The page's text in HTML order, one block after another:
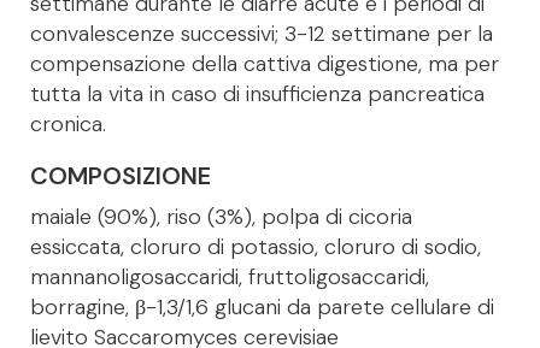
convalescenze successivi; 3-12 settimane per la
compensazione della cattiva digestione, ma per
tutta la vita in caso di insufficienza pancreatica
cronica.
COMPOSIZIONE
maiale (90%), riso (3%), polpa di cicoria
essiccata, cloruro di potassio, cloruro di sodio,
mannanoligosaccaridi, fruttoligosaccaridi,
borragine, β-1,3/1,6 glucani da parete cellulare di
lievito Saccaromyces cerevisiae